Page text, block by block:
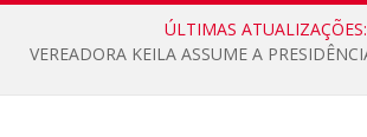
ÚLTIMAS ATUALIZAÇÕES: